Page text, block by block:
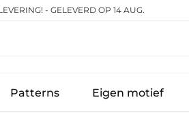
- GELEVERD OP 14 AUG.
Patterns Eigen motief